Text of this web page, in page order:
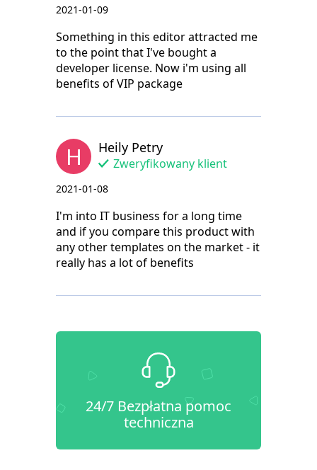
2021-01-09
Something in this editor attracted me
to the point that I've bought a
developer license. Now i'm using all
benefits of VIP package
H Heily Petry
Zweryfikowany klient
2021-01-08
I'm into IT business for a long time
and if you compare this product with
any other templates on the market - it
really has a lot of benefits
24/7 Bezpłatna pomoc
techniczna